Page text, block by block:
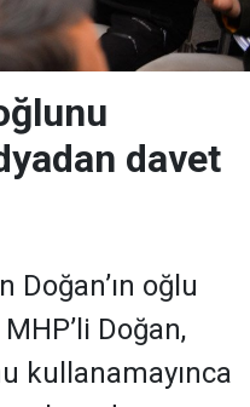
davet
oğlu
Doğan,
kullanamayınca